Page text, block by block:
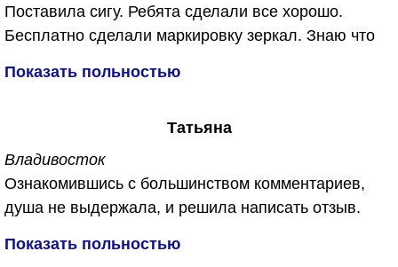
Поставила сигу. Ребята сделали все хорошо.
Бесплатно сделали маркировку зеркал. Знаю что
еще и обработали машину от запахов бесплатно.
Показать польностью
Татьяна
Владивосток
Ознакомившись с большинством комментариев,
душа не выдержала, и решила написать отзыв.
люди. Первый раз обратилась в данную компанию
Показать польностью